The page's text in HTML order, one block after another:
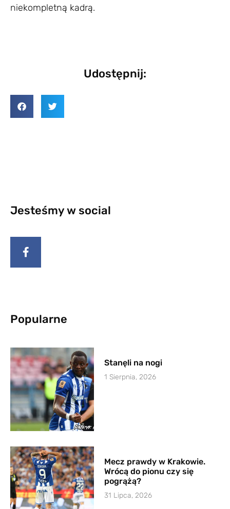
niekompletną kadrą.
Udostępnij:
Jesteśmy w social
Popularne
Stanęli na nogi
1 Sierpnia, 2026
Mecz prawdy w Krakowie.
Wrócą do pionu czy się
pogrążą?
31 Lipca, 2026